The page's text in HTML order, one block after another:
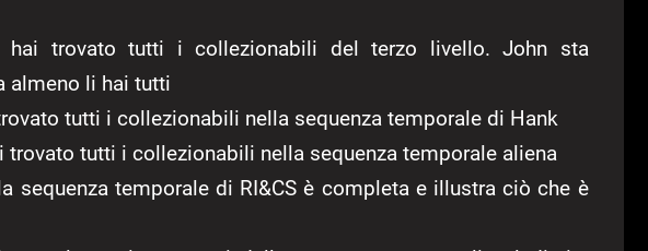
hai trovato tutti i collezionabili del terzo livello. John sta
almeno li hai tutti
tutti i collezionabili nella sequenza temporale di Hank
trovato tutti i collezionabili nella sequenza temporale aliena
sequenza temporale di RI&CS è completa e illustra ciò che è